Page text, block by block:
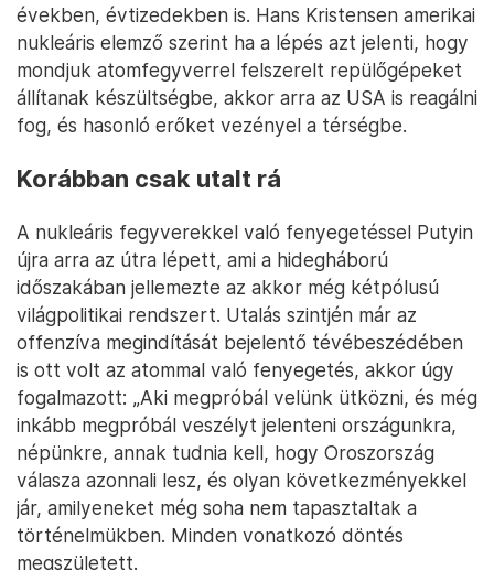
években, évtizedekben is. Hans Kristensen amerikai
nukleáris elemző szerint ha a lépés azt jelenti, hogy
mondjuk atomfegyverrel felszerelt repülőgépeket
állítanak készültségbe, akkor arra az USA is reagálni
fog, és hasonló erőket vezényel a térségbe.
Korábban csak utalt rá
A nukleáris fegyverekkel való fenyegetéssel Putyin
újra arra az útra lépett, ami a hidegháború
időszakában jellemezte az akkor még kétpólusú
világpolitikai rendszert. Utalás szintjén már az
offenzíva megindítását bejelentő tévébeszédében
is ott volt az atommal való fenyegetés, akkor úgy
fogalmazott: „Aki megpróbál velünk ütközni, és még
inkább megpróbál veszélyt jelenteni országunkra,
népünkre, annak tudnia kell, hogy Oroszország
válasza azonnali lesz, és olyan következményekkel
jár, amilyeneket még soha nem tapasztaltak a
történelmükben. Minden vonatkozó döntés
megszületett.